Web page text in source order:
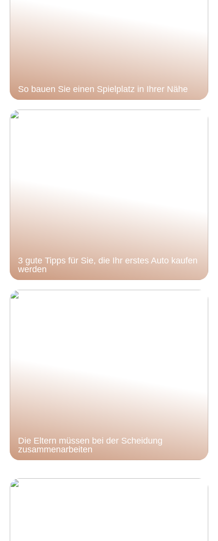
So bauen Sie einen Spielplatz in Ihrer Nähe
3 gute Tipps für Sie, die Ihr erstes Auto kaufen
werden
Die Eltern müssen bei der Scheidung
zusammenarbeiten